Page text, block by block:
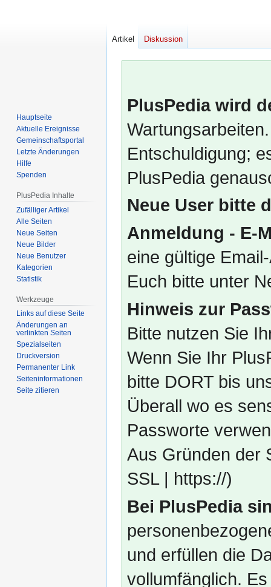
PlusPedia wird
Entschuldigung;
PlusPedia
Neue User bitte
Anmeldung - E-
eine gültige
Euch bitte unter
Hinweis zur
Bitte nutzen Sie
Wenn Sie Ihr
bitte DORT bis
Überall wo es
Passworte
Aus Gründen der
SSL | https://)
Bei PlusPedia
und erfüllen die
vollumfänglich.
Artikel Diskussion
Hauptseite
Aktuelle Ereignisse
Gemeinschafts­portal
Letzte Änderungen
Hilfe
Spenden
PlusPedia Inhalte
Zufälliger Artikel
Alle Seiten
Neue Seiten
Neue Bilder
Neue Benutzer
Kategorien
Statistik
Werkzeuge
Links auf diese Seite
Änderungen an
verlinkten Seiten
Spezialseiten
Druckversion
Permanenter Link
Seiten­­informationen
Seite zitieren